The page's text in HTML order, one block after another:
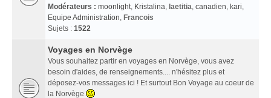
Modérateurs : moonlight, Kristalina, laetitia, canadien, kari,
Equipe Administration, Francois
Sujets : 1522
Voyages en Norvège
Vous souhaitez partir en voyages en Norvège, vous avez
besoin d'aides, de renseignements.... n'hésitez plus et
déposez-vos messages ici ! Et surtout Bon Voyage au coeur de
la Norvège